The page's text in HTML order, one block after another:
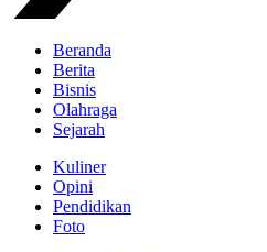
Beranda
Berita
Bisnis
Olahraga
Sejarah
Kuliner
Opini
Pendidikan
Foto